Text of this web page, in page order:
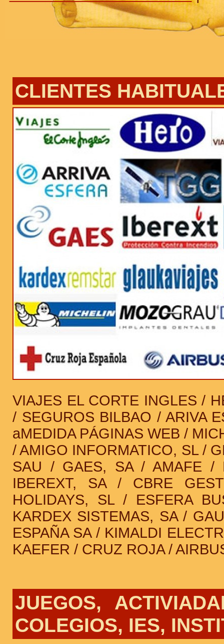
CLIENTES
VIAJES EL CORTE INGLES /
/ SEGUROS BILBAO / ARIVA
aMEDIDA PÁGINAS WEB /
/ AMIGO INFORMATICO, SL /
SAU / GAES, SA / AMAFE /
IBEREXT, SA / CBRE
HOLIDAYS, SL / ESFERA
KARDEX SISTEMAS, SA /
ESPAÑA SA / KIMALDI
KAEFER / CRUZ ROJA /
JUEGOS,
COLEGIOS, IES,